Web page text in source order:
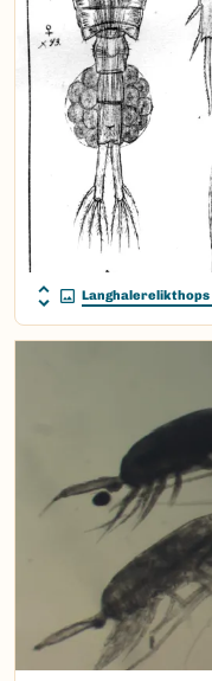
Langhalerelikthops